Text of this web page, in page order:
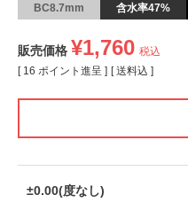
BC8.7mm
含水率47%
販売価格 ¥1,760 税込
[ 16 ポイント進呈 ] 送料込
±0.00(度なし)